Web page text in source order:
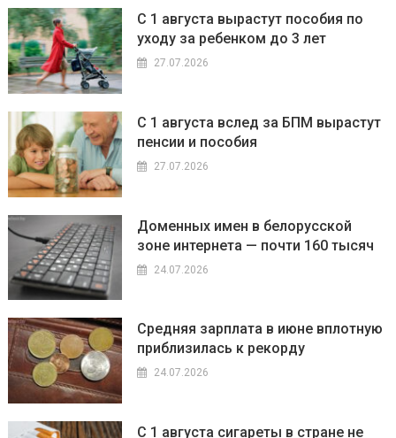
С 1 августа вырастут пособия по
уходу за ребенком до 3 лет
27.07.2026
С 1 августа вслед за БПМ вырастут
пенсии и пособия
27.07.2026
Доменных имен в белорусской
зоне интернета — почти 160 тысяч
24.07.2026
Средняя зарплата в июне вплотную
приблизилась к рекорду
24.07.2026
С 1 августа сигареты в стране не